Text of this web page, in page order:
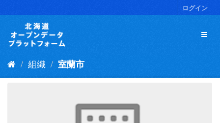
キ
ログイン
組織 室蘭市